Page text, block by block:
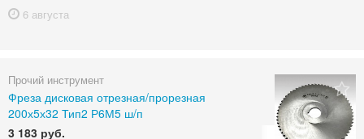
6 августа
Прочий инструмент
Фреза дисковая отрезная/прорезная
200х5х32 Тип2 Р6М5 ш/п
3 183 руб.